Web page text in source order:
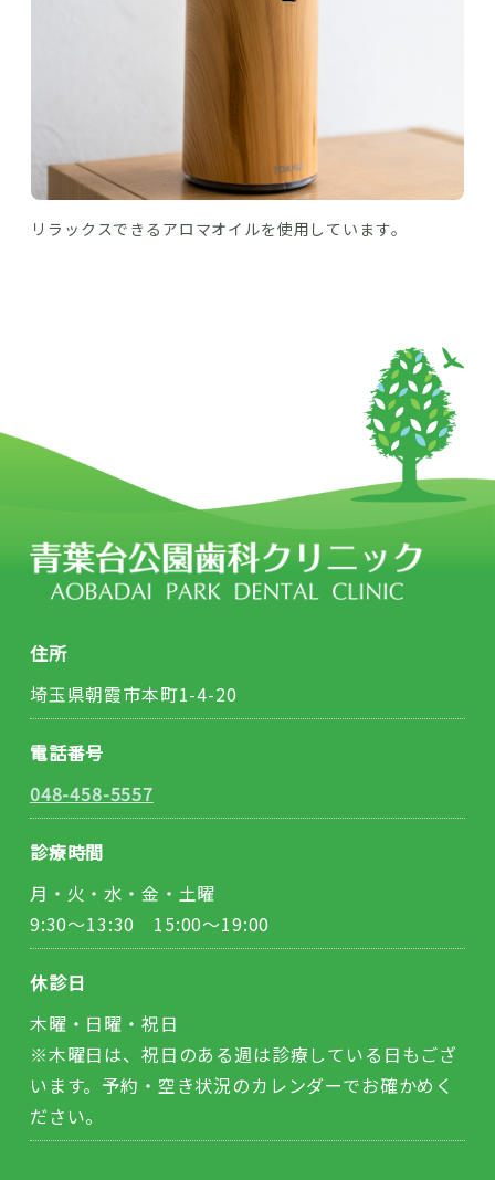
リラックスできるアロマオイルを使用しています。
住所
埼玉県朝霞市本町1-4-20
電話番号
048-458-5557
診療時間
月・火・水・金・土曜
9:30～13:30 15:00～19:00
休診日
木曜・日曜・祝日
※木曜日は、祝日のある週は診療している日もござ
います。予約・空き状況のカレンダーでお確かめく
ださい。